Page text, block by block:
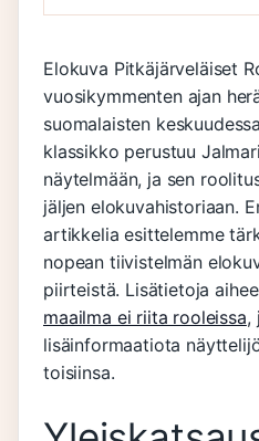
Elokuva Pitkäjärveläiset
vuosikymmenten ajan
suomalaisten
klassikko perustuu
näytelmään, ja sen
jäljen elokuvahistoriaan.
artikkelia esittelemme
nopean tiivistelmän
piirteistä. Lisätietoja
maailma ei riita rooleissa,
lisäinformaatiota
toisiinsa.